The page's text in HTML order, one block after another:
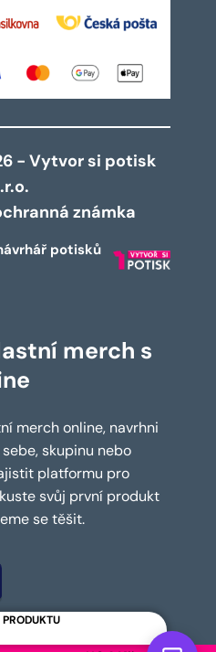
- Vytvor si potisk
známka
potisků
merch s
merch online, navrhni
skupinu nebo
platformu pro
svůj první produkt
se těšit.